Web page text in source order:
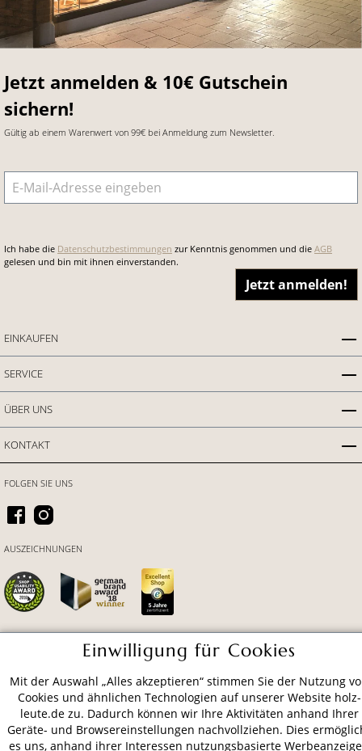
Jetzt anmelden & 10€ Gutschein
sichern!
Gültig ab einem Warenwert von 99€ bei Anmeldung zum Newsletter.
E-Mail-Adresse
Ich habe die Datenschutzbestimmungen zur Kenntnis genommen und die AGB
gelesen und bin mit ihnen einverstanden.
Jetzt anmelden!
EINKAUFEN
SERVICE
ÜBER UNS
KONTAKT
VERSAND
FOLGEN SIE UNS
AUSZEICHNUNGEN
Einwilligung für Cookies
Mit der Auswahl „Alles akzeptieren“ stimmen Sie der Nutzung
Cookies und ähnlichen Technologien auf unserer Website holz-
leute.de zu. Dadurch können wir Ihre Aktivitäten anhand Ihrer
Geräte- und Browsereinstellungen nachvollziehen. Dies
es uns, anhand ihrer Interessen nutzungsbasierte